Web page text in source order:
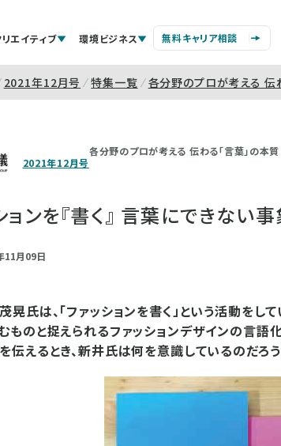
リエイティブ 環境ビジネス 無料キャリア相談
2021年12月号 特集一覧 各分野のプロが考える 伝
2021年12月号
各分野のプロが考える 伝わる「言葉」の本質
ョンを『書く』 言葉にできな
11月09日
晃氏は、「ファッションを書く」という活動をし
ものと捉えられるファッションデザインの言
伝えるとき、新井氏は何を意識しているのだろう